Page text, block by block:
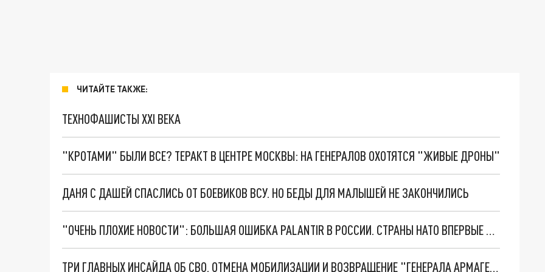
ЧИТАЙТЕ ТАКЖЕ:
ТЕХНОФАШИСТЫ XXI ВЕКА
"КРОТАМИ" БЫЛИ ВСЕ? ТЕРАКТ В ЦЕНТРЕ МОСКВЫ: НА ГЕНЕРАЛОВ ОХОТЯТСЯ "ЖИВЫЕ ДРОНЫ"
ДАНЯ С ДАШЕЙ СПАСЛИСЬ ОТ БОЕВИКОВ ВСУ. НО БЕДЫ ДЛЯ МАЛЫШЕЙ НЕ ЗАКОНЧИЛИСЬ
"ОЧЕНЬ ПЛОХИЕ НОВОСТИ": БОЛЬШАЯ ОШИБКА PALANTIR В РОССИИ. СТРАНЫ НАТО ВПЕРВЫЕ ЗА СВО ОСТАНОВИЛИ ПОСТАВКИ ОРУЖИЯ. ВСУ ТЕРЯЮТ ПРИГРАНИЧЬЕ?
ТРИ ГЛАВНЫХ ИНСАЙДА ОБ СВО. ОТМЕНА МОБИЛИЗАЦИИ И ВОЗВРАЩЕНИЕ "ГЕНЕРАЛА АРМАГЕДДОНА"? ОТЛИЧНЫЕ НОВОСТИ, КОТОРЫЕ ЖДАЛИ ВСЕ